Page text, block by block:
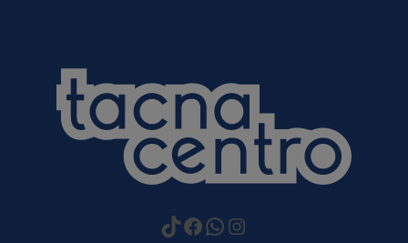
https://
Facebook
WhatsApp
Instagram